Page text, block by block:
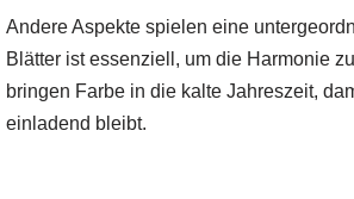
Andere Aspekte spielen eine
Blätter ist essenziell, um die Harmonie
bringen Farbe in die kalte Jahreszeit,
einladend bleibt.